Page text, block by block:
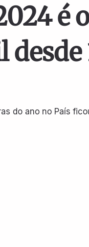
é
do ano no País